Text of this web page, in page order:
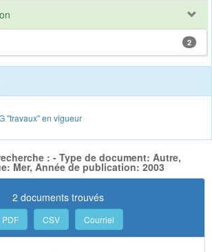
2
"travaux" en vigueur
: - Type de document: Autre,
Mer, Année de publication: 2003
2 documents trouvés
PDF CSV Courriel